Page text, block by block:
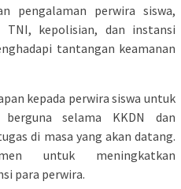
pengalaman perwira siswa,
kepolisian, dan instansi
tantangan keamanan
kepada perwira siswa untuk
selama KKDN dan
di masa yang akan datang.
untuk meningkatkan
para perwira.